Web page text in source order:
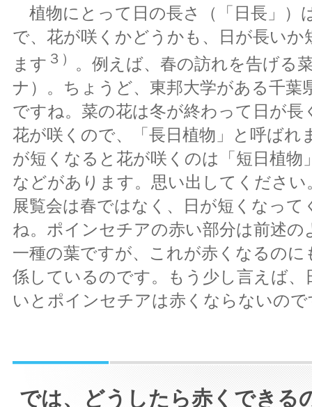
植物にとって日の長さ（「日長」）
で、花が咲くかどうかも、日が長いか
ます ３）
。例えば、春の訪れを告げる
ナ）。ちょうど、東邦大学がある千葉
ですね。菜の花は冬が終わって日が長
花が咲くので、「長日植物」と呼ばれ
が短くなると花が咲くのは「短日植物
などがあります。思い出してください
展覧会は春ではなく、日が短くなって
ね。ポインセチアの赤い部分は前述の
一種の葉ですが、これが赤くなるのに
係しているのです。もう少し言えば、
いとポインセチアは赤くならないので
では、どうしたら赤くできる